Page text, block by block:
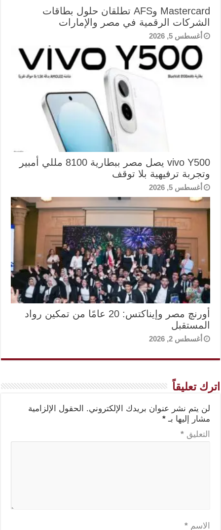
Mastercard وAFS تطلقان حلول بطاقات
الشركات الرقمية في مصر والإمارات
أغسطس 5, 2026
vivo Y500 يصل مصر ببطارية 8100 مللي أمبير
وتجربة ترفيهية بلا توقف
أغسطس 5, 2026
أورنچ مصر وإيناكتس: 20 عامًا من تمكين رواد
المستقبل
أغسطس 2, 2026
اترك تعليقاً
لن يتم نشر عنوان بريدك الإلكتروني.
الحقول الإلزامية
مشار إليها بـ *
التعليق *
الاسم *